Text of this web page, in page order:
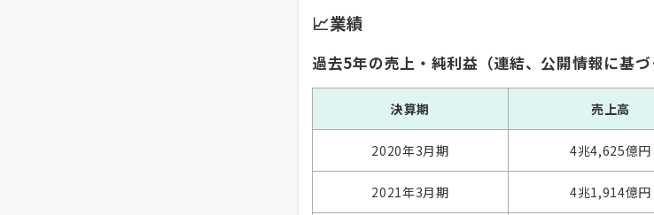
📈業績
過去5年の売上・純利益（連結、公開情報に基づ
決算期 売上高
2020年3月期 4兆4,625億円
2021年3月期 4兆1,914億円